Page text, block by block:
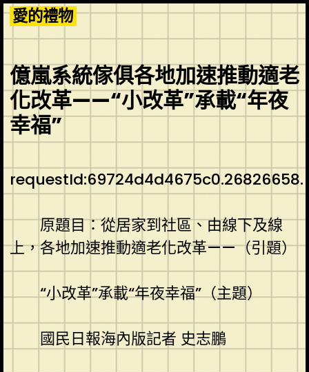
Skip
to
content
愛的禮物
億嵐系統傢俱各地加速推動適老
化改革——“小改革”承載“年夜
幸福”
requestId:69724d4d4675c0.26826658.
原題目：從居家到社區、由線下及線
上，各地加速推動適老化改革——（引題）
“小改革”承載“年夜幸福”（主題）
國民日報海內版記者 史志鵬